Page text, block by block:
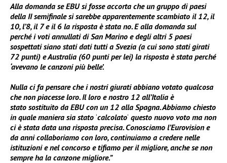
Alla domanda se EBU si fosse accorta che un gruppo di paesi
della II semifinale si sarebbe apparentemente scambiato il 12, il
10, l’8, il 7 e il 6 la risposta è stata no. E alla domanda sul
perché i voti annullati di San Marino e degli altri 5 paesi
sospettati siano stati dati tutti a Svezia (a cui sono stati girati
72 punti) e Australia (60 punti per lei) la risposta è stata perché
‘avevano le canzoni più belle’.
Nulla ci fa pensare che i nostri giurati abbiano votato qualcosa
che non piacesse loro. Il loro e nostro 12 all’Italia è
stato sostituito da EBU con un 12 alla Spagna. Abbiamo chiesto
in quale maniera sia stato ‘calcolato‘ questo nuovo voto ma non
ci è stata data una risposta precisa. Conosciamo l’Eurovision e
da anni collaboriamo con loro, continuiamo a credere nelle
istituzioni e nel concorso e tifiamo per il migliore, anche se non
sempre ha la canzone migliore.”